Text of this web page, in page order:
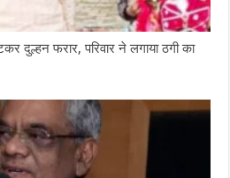
दुल्हन फरार, परिवार ने लगाया ठगी का